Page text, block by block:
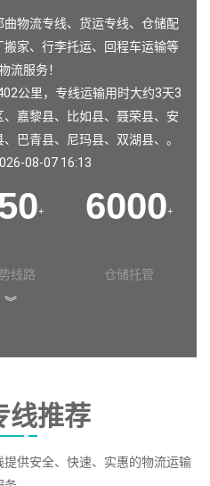
物流专线、货运专线、仓储配
家、行李托运、回程车运输等
流服务！
公里，专线运输用时大约3天3
、 嘉黎县、 比如县、 聂荣县、 安
、 巴青县、 尼玛县、 双湖县、。
08-07 16:13
+
线路
6000+
仓储托管
︾
线推荐
供安全、快速、实惠的物流运输